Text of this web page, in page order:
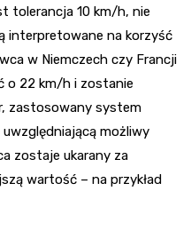
tolerancja 10 km/h, nie
interpretowane na korzyść
w Niemczech czy Francji
o 22 km/h i zostanie
zastosowany system
możliwy
zostaje ukarany za
wartość – na przykład